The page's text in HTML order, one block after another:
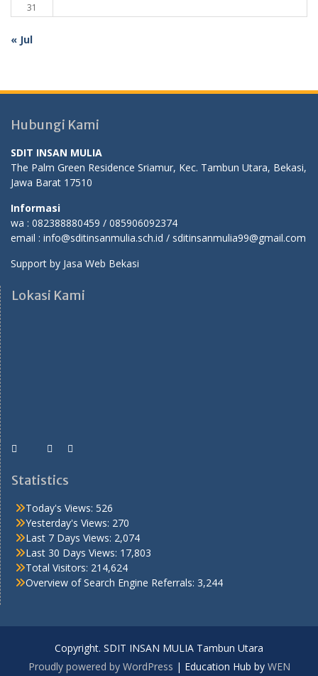
31
« Jul
Hubungi Kami
SDIT INSAN MULIA
The Palm Green Residence Sriamur, Kec. Tambun Utara, Bekasi,
Jawa Barat 17510
Informasi
wa : 082388880459 / 085906092374
email : info@sditinsanmulia.sch.id / sditinsanmulia99@gmail.com
Support by Jasa Web Bekasi
Lokasi Kami
Statistics
Today's Views: 526
Yesterday's Views: 270
Last 7 Days Views: 2,074
Last 30 Days Views: 17,803
Total Visitors: 214,624
Overview of Search Engine Referrals: 3,244
Copyright. SDIT INSAN MULIA Tambun Utara
Proudly powered by WordPress | Education Hub by WEN